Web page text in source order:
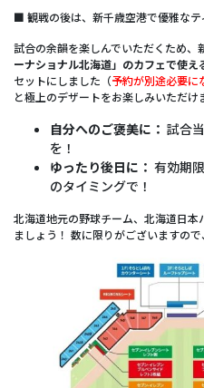
■ 観戦の後は、新千歳空港で優雅なテ
試合の余韻を楽しんでいただくため
ーナショナル北海道」のカフェで使
セットにしました（予約が別途必要に
と極上のデザートをお楽しみいただけ
自分へのご褒美に： 試合
を！
ゆったり後日に： 有効期
のタイミングで！
北海道地元の野球チーム、北海道日
ましょう！ 数に限りがございますの